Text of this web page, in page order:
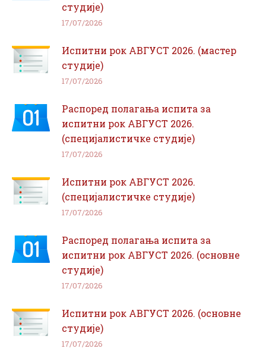
студије)
17/07/2026
Испитни рок АВГУСТ 2026. (мастер
студије)
17/07/2026
Распоред полагања испита за
испитни рок АВГУСТ 2026.
(специјалистичке студије)
17/07/2026
Испитни рок АВГУСТ 2026.
(специјалистичке студије)
17/07/2026
Распоред полагања испита за
испитни рок АВГУСТ 2026. (основне
студије)
17/07/2026
Испитни рок АВГУСТ 2026. (основне
студије)
17/07/2026